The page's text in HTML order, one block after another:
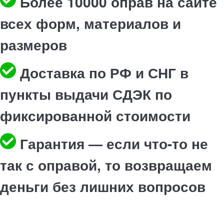
всех форм, материалов и
размеров
Доставка по РФ и СНГ в
пункты выдачи СДЭК по
фиксированной стоимости
Гарантия — если что-то не
так с оправой, то возвращаем
деньги без лишних вопросов